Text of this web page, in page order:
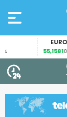
EURO
55,15810,39%
6 Ağustos
“ATEŞ